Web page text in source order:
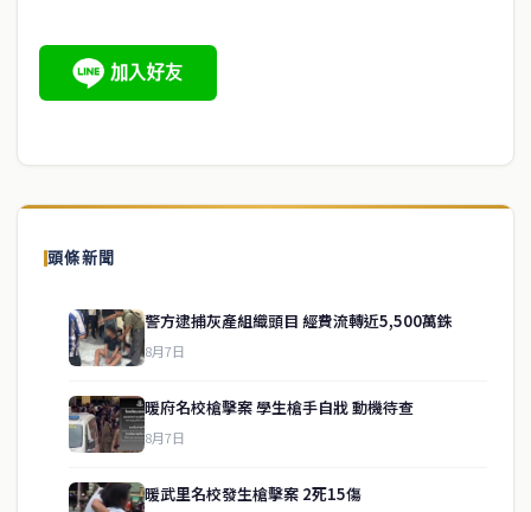
頭條新聞
警方逮捕灰產組織頭目 經費流轉近5,500萬銖
8月7日
暖府名校槍擊案 學生槍手自戕 動機待查
8月7日
暖武里名校發生槍擊案 2死15傷